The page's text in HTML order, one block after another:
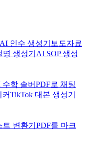
AI 인수 생성기 보도자료
생성기 AI SOP 생성
수학 솔버PDF로 채팅
TikTok 대본 생성기
변환기 PDF를 마크